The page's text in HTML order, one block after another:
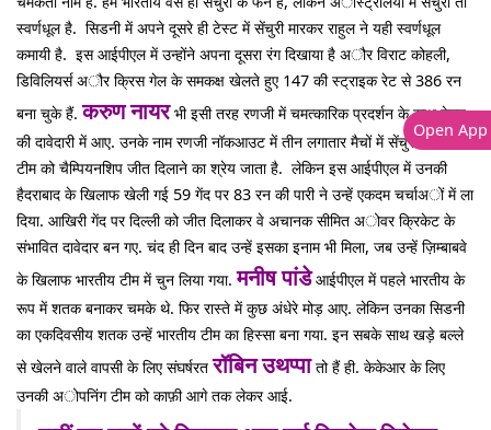
स्वर्णधूल है. सिडनी में अपने दूसरे ही टेस्ट में सेंचुरी मारकर राहुल ने यही स्वर्णधूल
कमायी है. इस आईपीएल में उन्होंने अपना दूसरा रंग दिखाया है अौर विराट कोहली,
डिविलियर्स अौर क्रिस गेल के समकक्ष खेलते हुए 147 की स्ट्राइक रेट से 386 रन
बना चुके हैं.करुण नायरभी इसी तरह रणजी में चमत्कारिक प्रदर्शन के साथ टेस्ट
की दावेदारी में आए. उनके नाम रणजी नॉकआउट में तीन लगातार मैचों में सेंचुरी लगाकर
टीम को चैम्पियनशिप जीत दिलाने का श्रेय जाता है. लेकिन इस आईपीएल में उनकी
हैदराबाद के खिलाफ खेली गई 59 गेंद पर 83 रन की पारी ने उन्हें एकदम चर्चाअों में ला
दिया. आखिरी गेंद पर दिल्ली को जीत दिलाकर वे अचानक सीमित अोवर क्रिकेट के
संभावित दावेदार बन गए. चंद ही दिन बाद उन्हें इसका इनाम भी मिला, जब उन्हें ज़िम्बाबवे
के खिलाफ भारतीय टीम में चुन लिया गया.मनीष पांडे आईपीएल में पहले भारतीय के
रूप में शतक बनाकर चमके थे. फिर रास्ते में कुछ अंधेरे मोड़ आए. लेकिन उनका सिडनी
का एकदिवसीय शतक उन्हें भारतीय टीम का हिस्सा बना गया. इन सबके साथ खड़े बल्ले
से खेलने वाले वापसी के लिए संघर्षरतरॉबिन उथप्पातो हैं ही. केकेआर के लिए
उनकी अोपनिंग टीम को काफ़ी आगे तक लेकर आई.
Open App